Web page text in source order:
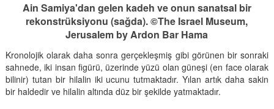
Ain Samiya'dan gelen kadeh ve onun sanatsal bir
rekonstrüksiyonu (sağda). ©The Israel Museum,
Jerusalem by Ardon Bar Hama
Kronolojik olarak daha sonra gerçekleşmiş gibi görünen bir sonraki
sahnede, iki insan figürü, üzerinde yüzü olan güneşi (en face olarak
bilinir) tutan bir hilalin iki ucunu tutmaktadır. Yılan artık daha sakin
bir haldedir ve hilalin altında düz bir şekilde yatmaktadır.